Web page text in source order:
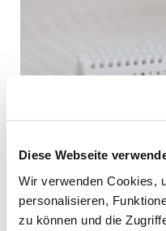
Diese Webseite
Wir verwenden Cookies,
personalisieren,
zu können und die